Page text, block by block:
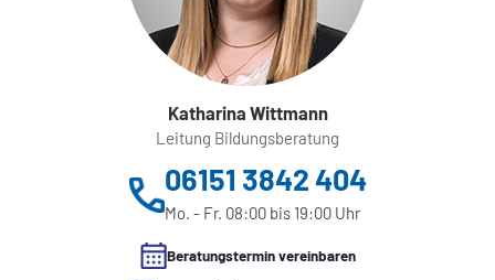
Katharina Wittmann
Leitung Bildungsberatung
06151 3842 404
Mo. - Fr. 08:00 bis 19:00 Uhr
Beratungstermin vereinbaren